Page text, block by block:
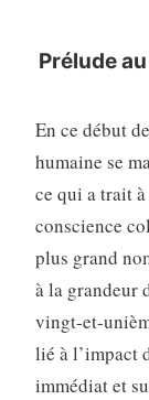
Prélude
En ce début
humaine se
ce qui a trait
conscience
plus grand
à la grandeur
vingt-et-
lié à l’impact
immédiat et